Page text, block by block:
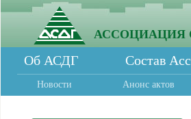
АССОЦИАЦИЯ
Об АСДГ Состав
Новости Анонс актов